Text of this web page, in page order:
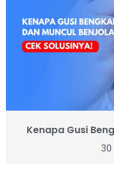
Kenapa Gusi
30